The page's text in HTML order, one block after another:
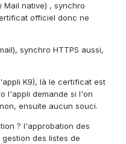
Mail native) , synchro
officiel donc ne
synchro HTTPS aussi,
K9), là le certificat est
l'appli demande si l'on
ensuite aucun souci.
? l'approbation des
des listes de